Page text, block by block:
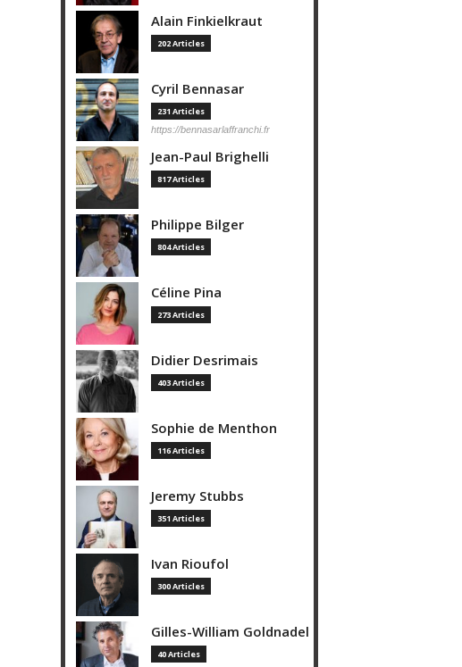
Alain Finkielkraut
202 Articles
Cyril Bennasar
231 Articles
https://bennasarlaffranchi.fr
Jean-Paul Brighelli
817 Articles
Philippe Bilger
804 Articles
Céline Pina
273 Articles
Didier Desrimais
403 Articles
Sophie de Menthon
116 Articles
Jeremy Stubbs
351 Articles
Ivan Rioufol
300 Articles
Gilles-William Goldnadel
40 Articles